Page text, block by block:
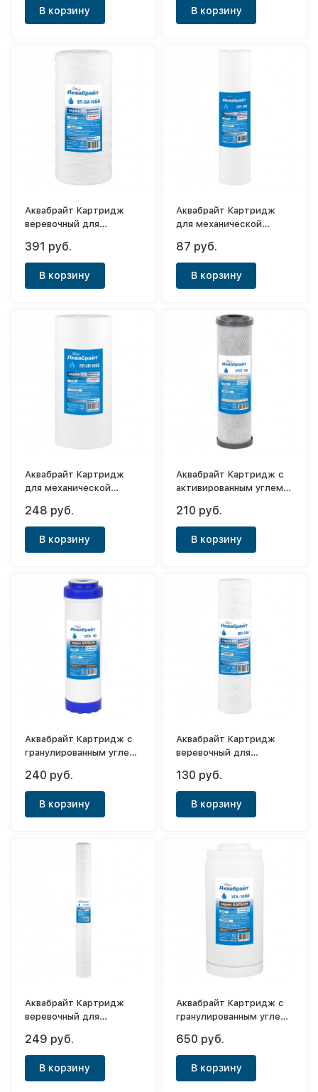
В корзину В корзину
Аквабрайт Картридж
веревочный для
ВП-5М-10ББ
391 руб.
В корзину
Аквабрайт Картридж
для механической
(1мк)
87 руб.
В корзину
Аквабрайт Картридж
для механической
10" (5мк)
248 руб.
В корзину
Аквабрайт Картридж с
активированным углем
210 руб.
В корзину
Аквабрайт Картридж с
гранулированным углем
240 руб.
В корзину
Аквабрайт Картридж
веревочный для
ВП-5М
130 руб.
В корзину
Аквабрайт Картридж
веревочный для
ВП-20 М-Л
249 руб.
В корзину
Аквабрайт Картридж с
гранулированным углем
650 руб.
В корзину